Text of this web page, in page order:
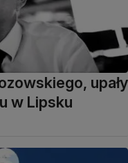
upały
w Lipsku